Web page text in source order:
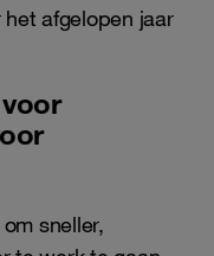
afgelopen jaar
sneller,